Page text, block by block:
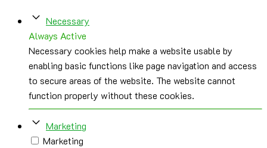
Necessary
Always Active
Necessary cookies help make a website usable by
enabling basic functions like page navigation and access
to secure areas of the website. The website cannot
function properly without these cookies.
Marketing
Marketing